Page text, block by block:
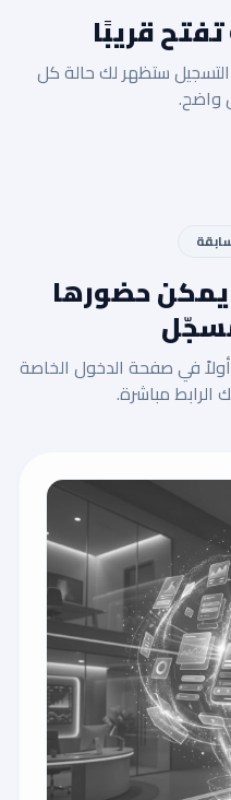
قريبًا
التسجيل ستظهر لك حالة كل
واضح.
حضورها
أولاً في صفحة الدخول الخاصة
الرابط مباشرة.